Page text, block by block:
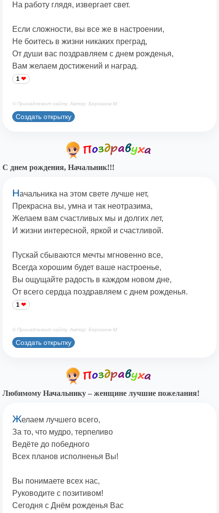
На работу глядя, извергает свет.
Если сложности, вы все же в настроении,
Не боитесь в жизни никаких преград,
От души вас поздравляем с днем рожденья,
Вам желаем достижений и наград.
1
© Принадлежит сайту. Автор: Берсанов М.
Создать открытку
С днем рождения, Начальник!!!
Начальника на этом свете лучше нет,
Прекрасна вы, умна и так неотразима,
Желаем вам счастливых мы и долгих лет,
И жизни интересной, яркой и счастливой.
Пускай сбываются мечты мгновенно все,
Всегда хорошим будет ваше настроенье,
Вы ощущайте радость в каждом новом дне,
От всего сердца поздравляем с днем рожденья.
1
© Принадлежит сайту. Автор: Берсанов М.
Создать открытку
Любимому Начальнику – женщине лучшие пожелания!
Желаем лучшего всего,
За то, что мудро, терпеливо
Ведёте до победного
Всех планов исполненья Вы!
Вы понимаете всех нас,
Руководите с позитивом!
Сегодня с Днём рожденья Вас